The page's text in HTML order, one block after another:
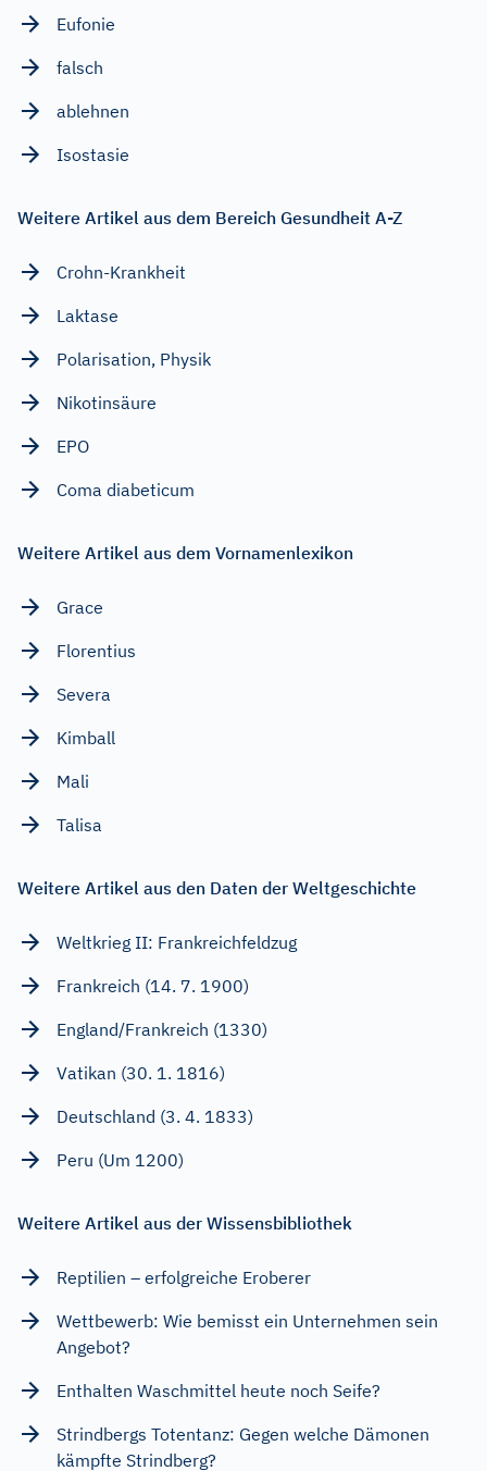
Eufonie
falsch
ablehnen
Isostasie
Weitere Artikel aus dem Bereich Gesundheit A-Z
Crohn-Krankheit
Laktase
Polarisation, Physik
Nikotinsäure
EPO
Coma diabeticum
Weitere Artikel aus dem Vornamenlexikon
Grace
Florentius
Severa
Kimball
Mali
Talisa
Weitere Artikel aus den Daten der Weltgeschichte
Weltkrieg II: Frankreichfeldzug
Frankreich (14. 7. 1900)
England/Frankreich (1330)
Vatikan (30. 1. 1816)
Deutschland (3. 4. 1833)
Peru (Um 1200)
Weitere Artikel aus der Wissensbibliothek
Reptilien – erfolgreiche Eroberer
Wettbewerb: Wie bemisst ein Unternehmen sein
Angebot?
Enthalten Waschmittel heute noch Seife?
Strindbergs Totentanz: Gegen welche Dämonen
kämpfte Strindberg?